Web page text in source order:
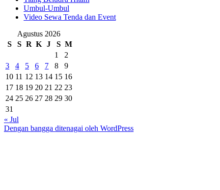
Umbul-Umbul
Video Sewa Tenda dan Event
Agustus 2026
S
S R K J S M
1
2
3
4 5 6 7 8
9
10 11 12 13 14 15 16
17 18 19 20 21 22 23
24 25 26 27 28 29 30
31
« Jul
Dengan bangga ditenagai oleh WordPress